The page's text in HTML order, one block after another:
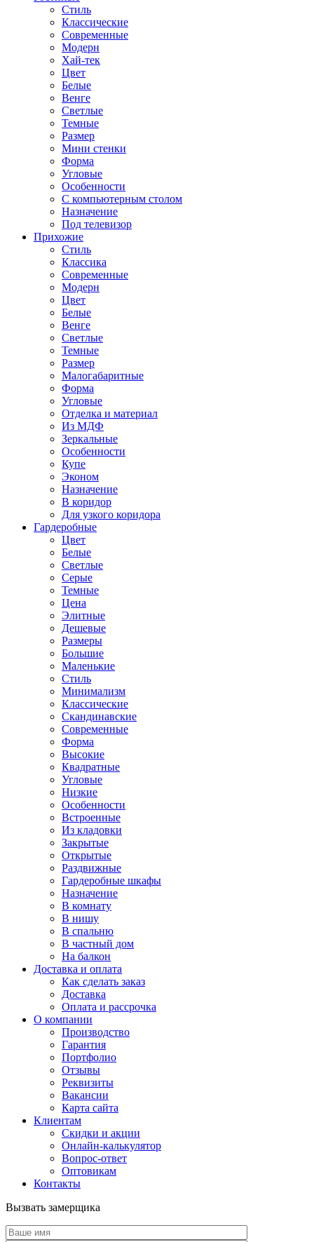
Стиль
Классические
Современные
Модерн
Хай-тек
Цвет
Белые
Венге
Светлые
Темные
Размер
Мини стенки
Форма
Угловые
Особенности
С компьютерным столом
Назначение
Под телевизор
Прихожие
Стиль
Классика
Современные
Модерн
Цвет
Белые
Венге
Светлые
Темные
Размер
Малогабаритные
Форма
Угловые
Отделка и материал
Из МДФ
Зеркальные
Особенности
Купе
Эконом
Назначение
В коридор
Для узкого коридора
Гардеробные
Цвет
Белые
Светлые
Серые
Темные
Цена
Элитные
Дешевые
Размеры
Большие
Маленькие
Стиль
Минимализм
Классические
Скандинавские
Современные
Форма
Высокие
Квадратные
Угловые
Низкие
Особенности
Встроенные
Из кладовки
Закрытые
Открытые
Раздвижные
Гардеробные шкафы
Назначение
В комнату
В нишу
В спальню
В частный дом
На балкон
Доставка и оплата
Как сделать заказ
Доставка
Оплата и рассрочка
О компании
Производство
Гарантия
Портфолио
Отзывы
Реквизиты
Вакансии
Карта сайта
Клиентам
Скидки и акции
Онлайн-калькулятор
Вопрос-ответ
Оптовикам
Контакты
Вызвать замерщика